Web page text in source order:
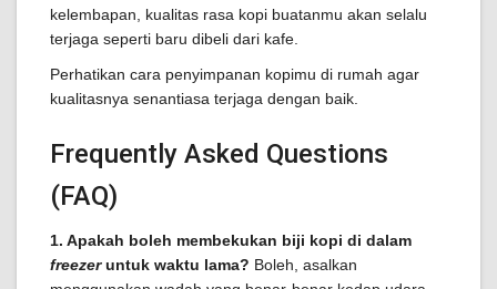
kelembapan, kualitas rasa kopi buatanmu akan selalu
terjaga seperti baru dibeli dari kafe.
Perhatikan cara penyimpanan kopimu di rumah agar
kualitasnya senantiasa terjaga dengan baik.
Frequently Asked Questions
(FAQ)
1. Apakah boleh membekukan biji kopi di dalam
freezeruntuk waktu lama? Boleh, asalkan